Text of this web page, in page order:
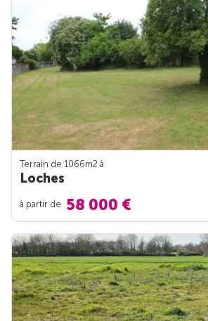
Terrain de 1066m2 à
Loches
à partir de 58 000 €